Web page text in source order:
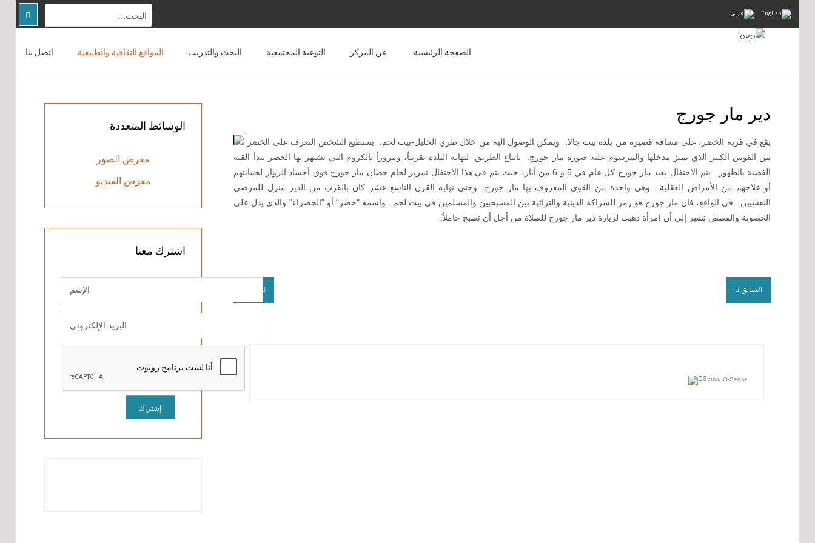
المواقع الثقافية والطبيعية
الصفحة الرئيسية عن المركز التوعية المجتمعية البحث والتدريب المواقع الثقافية والطبيعية اتصل بنا
دير مار جورج
يقع في قرية الخضر، على مسافة قصيرة من بلدة بيت جالا. ويمكن الوصول اليه من خلال طري الخليل-بيت لحم. يستطيع الشخص التعرف على الخضر
من القوس الكبير الذي يميز مدخلها والمرسوم عليه صورة مار جورج. باتباع الطريق لنهاية البلدة تقريباً، ومروراً بالكروم التي تشتهر بها الخضر تبدأ القبة
الفضية بالظهور. يتم الاحتفال بعيد مار جورج كل عام في 5 و 6 من أيار، حيث يتم في هذا الاحتفال تمرير لجام حصان مار جورج فوق أجساد الزوار لحمايتهم
أو علاجهم من الأمراض العقلية. وهي واحدة من القوى المعروف بها مار جورج، وحتى نهاية القرن التاسع عشر كان بالقرب من الدير منزل للمرضى
النفسيين. في الواقع، فان مار جورج هو رمز للشراكة الدينية والتراثية بين المسيحيين والمسلمين في بيت لحم. واسمه "خضر" أو "الخضراء" والذي يدل على
الخصوبة والقصص تشير إلى أن امرأة ذهبت لزيارة دير مار جورج للصلاة من أجل أن تصبح حاملاً.
السابق
O-Sense
الوسائط المتعددة
معرض الصور
معرض الفيديو
اشترك معنا